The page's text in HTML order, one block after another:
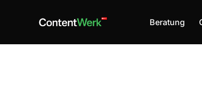
Beratung